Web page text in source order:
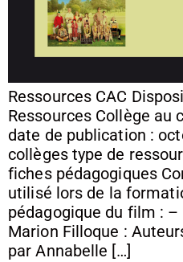
Ressources CAC
Ressources Collège au
date de publication :
collèges type de
fiches pédagogiques
utilisé lors de la
pédagogique du film :
Marion Filloque :
par Annabelle […]